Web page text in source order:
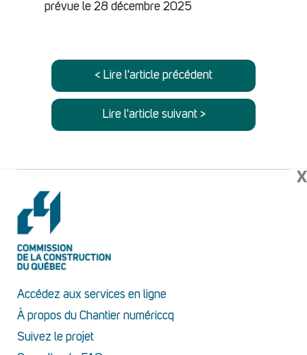
prévue le 28 décembre 2025
< Lire l'article précédent
Lire l'article suivant >
X
Accédez aux services en ligne
À propos du Chantier numériccq
Suivez le projet